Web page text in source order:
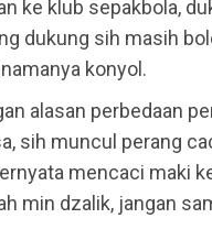
ke klub sepakbola,
dukung sih masih
konyol.
alasan perbedaan
sih muncul perang
mencaci maki
min dzalik, jangan